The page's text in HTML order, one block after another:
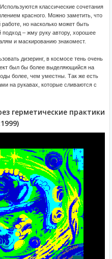
классические сочетания
красного. Можно заметить, что
но насколько может быть
– жму руку автору, хорошее
и маскированию знакомест.
дизеринг, в космосе тень очень
был бы более выделяющийся на
более, чем уместны. Так же есть
на рукавах, которые сливаются с
герметические практики